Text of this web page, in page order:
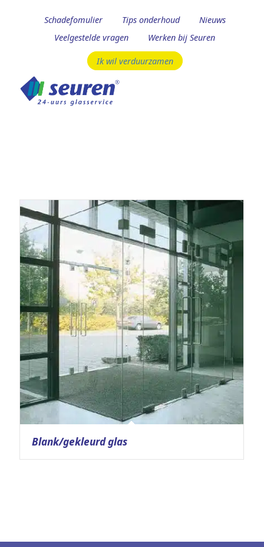
Schadefomulier Tips onderhoud
Nieuws
Veelgestelde vragen
Werken bij Seuren
Ik wil verduurzamen
Blank/gekleurd glas